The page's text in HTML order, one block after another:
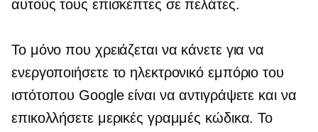
αυτούς τους επισκέπτες σε πελάτες.
Το μόνο που χρειάζεται να κάνετε για να
ενεργοποιήσετε το ηλεκτρονικό εμπόριο του
ιστότοπου Google είναι να αντιγράψετε και να
επικολλήσετε μερικές γραμμές κώδικα. Το